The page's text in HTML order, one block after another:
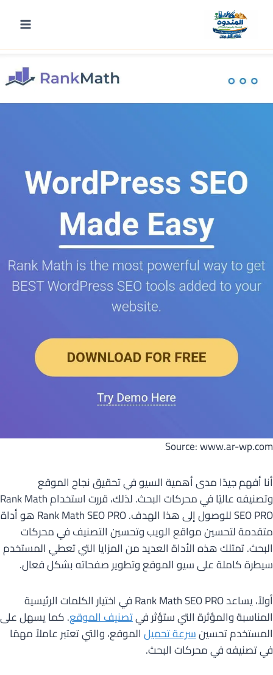
المحتوى
فهم Rank MathPRO
Source: www.ar-wp.com
أنا أفهم جيدًا مدى أهمية السيو في تحقيق نجاح الموقع
وتصنيفه عاليًا في محركات البحث. لذلك، قررت استخدام Rank Math
SEO PRO للوصول إلى هذا الهدف. Rank Math SEO PRO هو أداة
متقدمة لتحسين مواقع الويب وتحسين التصنيف في محركات
البحث. تمتلك هذه الأداة العديد من المزايا التي تعطي المستخدم
سيطرة كاملة على سيو الموقع وتطوير صفحاته بشكل فعال.
أولاً، يساعد Rank Math SEO PRO في اختيار الكلمات الرئيسية
المناسبة والمؤثرة التي ستؤثر فيتصنيف الموقع. كما يسهل على
المستخدم تحسينسرعة تحميلالموقع، والتي تعتبر عاملاً مهمًا
في تصنيفه في محركات البحث.